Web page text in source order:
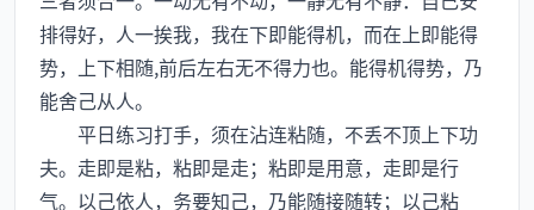
排得好，人一挨我，我在下即能得机，而在上即能得
势，上下相随,前后左右无不得力也。能得机得势，乃
能舍己从人。
平日练习打手，须在沾连粘随，不丢不顶上下功
夫。走即是粘，粘即是走；粘即是用意，走即是行
气。以己依人，务要知己，乃能随接随转；以己粘